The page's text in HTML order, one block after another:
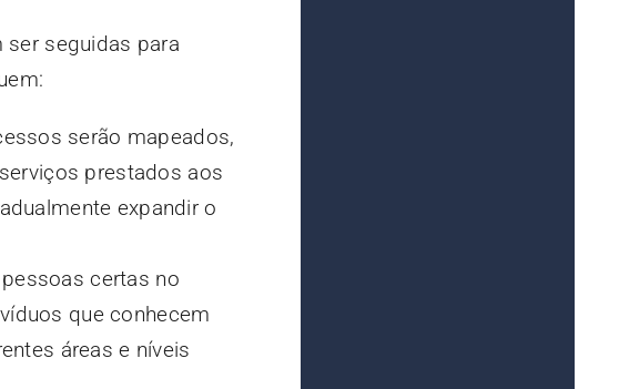
seguidas para
serão mapeados,
prestados aos
expandir o
certas no
que conhecem
áreas e níveis